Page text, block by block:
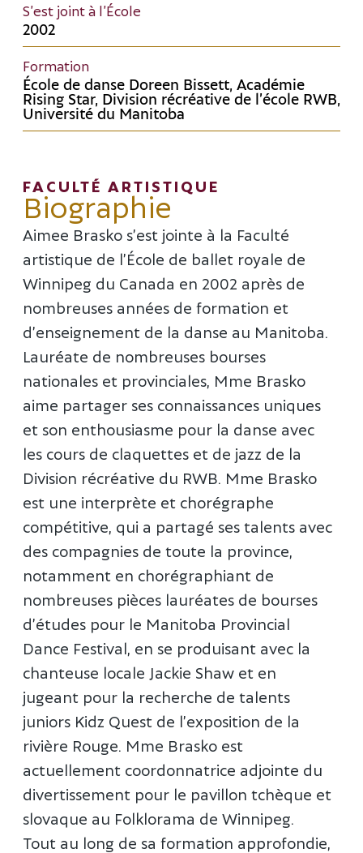
S’est joint à l’École
2002
Formation
École de danse Doreen Bissett, Académie
Rising Star, Division récréative de l’école RWB,
Université du Manitoba
FACULTÉ ARTISTIQUE
Biographie
Aimee Brasko s’est jointe à la Faculté
artistique de l’École de ballet royale de
Winnipeg du Canada en 2002 après de
nombreuses années de formation et
d’enseignement de la danse au Manitoba.
Lauréate de nombreuses bourses
nationales et provinciales, Mme Brasko
aime partager ses connaissances uniques
et son enthousiasme pour la danse avec
les cours de claquettes et de jazz de la
Division récréative du RWB. Mme Brasko
est une interprète et chorégraphe
compétitive, qui a partagé ses talents avec
des compagnies de toute la province,
notamment en chorégraphiant de
nombreuses pièces lauréates de bourses
d’études pour le Manitoba Provincial
Dance Festival, en se produisant avec la
chanteuse locale Jackie Shaw et en
jugeant pour la recherche de talents
juniors Kidz Quest de l’exposition de la
rivière Rouge. Mme Brasko est
actuellement coordonnatrice adjointe du
divertissement pour le pavillon tchèque et
slovaque au Folklorama de Winnipeg.
Tout au long de sa formation approfondie,